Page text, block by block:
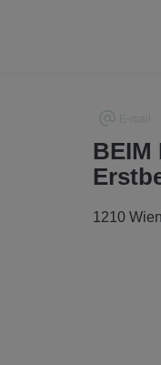
BEIM
1210 Wien